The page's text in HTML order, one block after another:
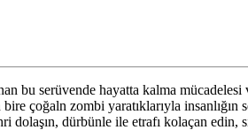
bu serüvende hayatta kalma
çoğaln zombi yaratıklarıyla
dürbünle ile etrafı kolaçan edin,